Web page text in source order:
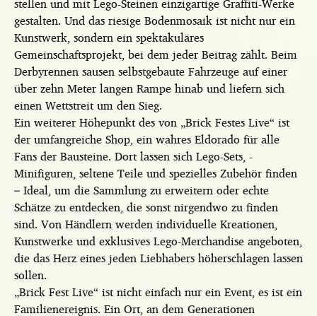
gestalten. Und das riesige Bodenmosaik ist nicht nur ein
Kunstwerk, sondern ein spektakuläres
Gemeinschaftsprojekt, bei dem jeder Beitrag zählt. Beim
Derbyrennen sausen selbstgebaute Fahrzeuge auf einer
über zehn Meter langen Rampe hinab und liefern sich
einen Wettstreit um den Sieg.
Ein weiterer Höhepunkt des von „Brick Festes Live“ ist
der umfangreiche Shop, ein wahres Eldorado für alle
Fans der Bausteine. Dort lassen sich Lego-Sets, -
Minifiguren, seltene Teile und spezielles Zubehör finden
– Ideal, um die Sammlung zu erweitern oder echte
Schätze zu entdecken, die sonst nirgendwo zu finden
sind. Von Händlern werden individuelle Kreationen,
Kunstwerke und exklusives Lego-Merchandise angeboten,
die das Herz eines jeden Liebhabers höherschlagen lassen
sollen.
„Brick Fest Live“ ist nicht einfach nur ein Event, es ist ein
Familienereignis. Ein Ort, an dem Generationen